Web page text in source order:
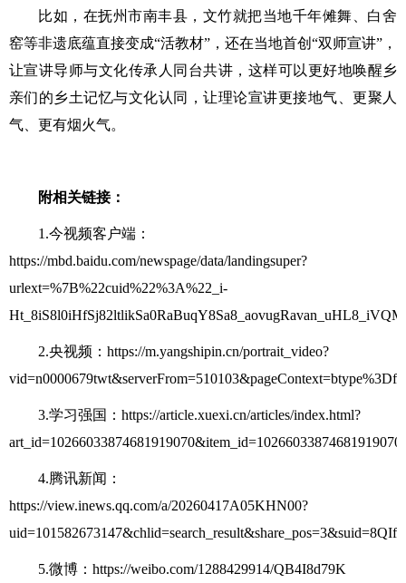
比如，在抚州市南丰县，文竹就把当地千年傩舞、白舍
窑等非遗底蕴直接变成“活教材”，还在当地首创“双师宣讲”，
让宣讲导师与文化传承人同台共讲，这样可以更好地唤醒乡
亲们的乡土记忆与文化认同，让理论宣讲更接地气、更聚人
气、更有烟火气。
附相关链接：
1.今视频客户端：
https://mbd.baidu.com/newspage/data/landingsuper?
urlext=%7B%22cuid%22%3A%22_i-
2.央视频：https://m.yangshipin.cn/portrait_video?
3.学习强国：https://article.xuexi.cn/articles/index.html?
4.腾讯新闻：
https://view.inews.qq.com/a/20260417A05KHN00?
5.微博：https://weibo.com/1288429914/QB4I8d79K